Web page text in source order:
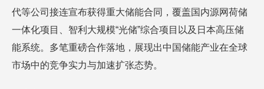
代等公司接连宣布获得重大储能合同，覆盖国内源网荷储
一体化项目、智利大规模“光储”综合项目以及日本高压储
能系统。多笔重磅合作落地，展现出中国储能产业在全球
市场中的竞争实力与加速扩张态势。